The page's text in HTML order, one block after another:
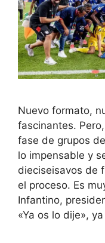
Nuevo formato,
fascinantes.
fase de grupos
lo impensable y
dieciseisavos de
el proceso. Es
Infantino,
«Ya os lo dije»,